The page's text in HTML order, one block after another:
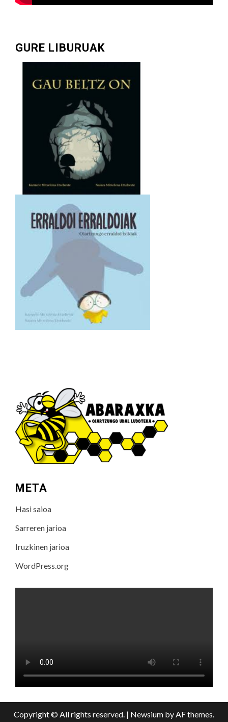
GURE LIBURUAK
META
Hasi saioa
Sarreren jarioa
Iruzkinen jarioa
WordPress.org
Copyright © All rights reserved. | Newsium by AF themes.